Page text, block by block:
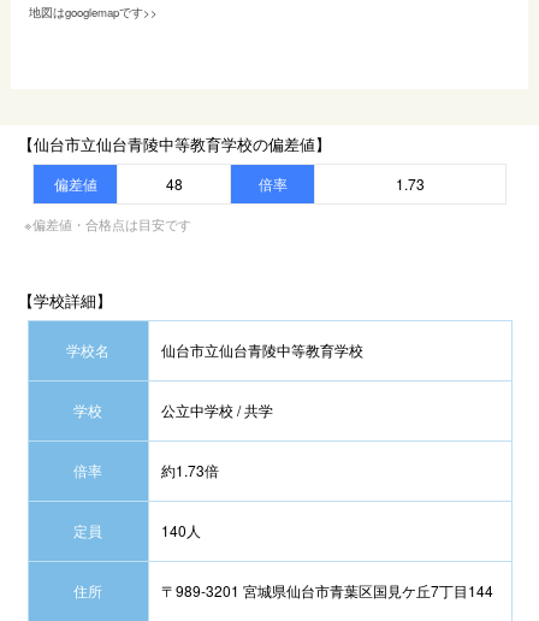
地図はgooglemapです>>
【仙台市立仙台青陵中等教育学校の偏差値】
偏差値 48 倍率 1.73
※偏差値・合格点は目安です
【学校詳細】
学校名 仙台市立仙台青陵中等教育学校
学校 公立中学校 / 共学
倍率 約1.73倍
定員 140人
住所 〒989-3201 宮城県仙台市青葉区国見ケ丘7丁目144